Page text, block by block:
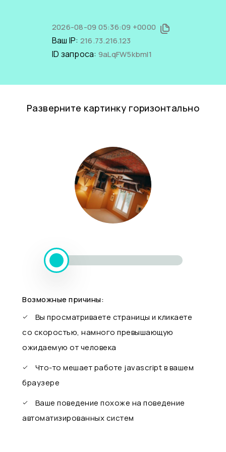
2026-08-09 05:36:09 +0000
Ваш IP: 216.73.216.123
ID запроса: 9aLqFW5kbmI1
Разверните картинку горизонтально
Возможные причины:
Вы просматриваете страницы и кликаете
со скоростью, намного превышающую
ожидаемую от человека
Что-то мешает работе javascript в вашем
браузере
Ваше поведение похоже на поведение
автоматизированных систем